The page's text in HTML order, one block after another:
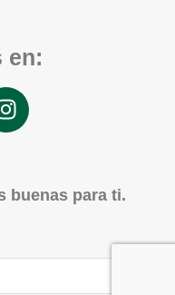
en:
buenas para ti.